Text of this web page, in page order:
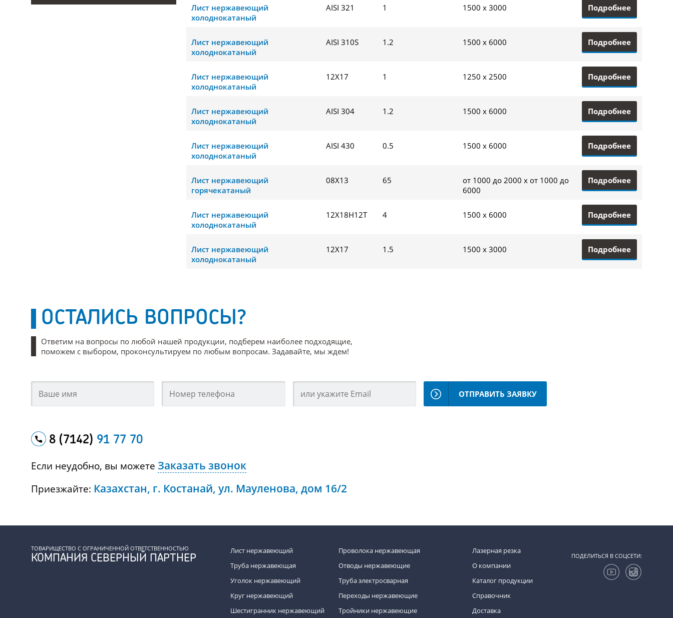
Лист нержавеющий
холоднокатаный
AISI 321 1 1500 x 3000 Подробнее
Лист нержавеющий
холоднокатаный
AISI 310S 1.2 1500 x 6000 Подробнее
Лист нержавеющий
холоднокатаный
12Х17 1 1250 x 2500 Подробнее
Лист нержавеющий
холоднокатаный
AISI 304 1.2 1500 x 6000 Подробнее
Лист нержавеющий
холоднокатаный
AISI 430 0.5 1500 x 6000 Подробнее
Лист нержавеющий
горячекатаный
08Х13 65
от 1000 до 2000 x от 1000 до
6000
Подробнее
Лист нержавеющий
холоднокатаный
12Х18Н12Т 4 1500 x 6000 Подробнее
Лист нержавеющий
холоднокатаный
12Х17 1.5 1500 x 3000 Подробнее
ОСТАЛИСЬ ВОПРОСЫ?
Ответим на вопросы по любой нашей продукции, подберем наиболее подходящие,
поможем с выбором, проконсультируем по любым вопросам. Задавайте, мы ждем!
ОТПРАВИТЬ ЗАЯВКУ
8 (7142) 91 77 70
Если неудобно, вы можете Заказать звонок
Приезжайте: Казахстан, г. Костанай, ул. Мауленова, дом 16/2
ТОВАРИЩЕСТВО С ОГРАНИЧЕННОЙ ОТВЕТСТВЕННОСТЬЮ
КОМПАНИЯ СЕВЕРНЫЙ ПАРТНЕР
Лист нержавеющий
Труба нержавеющая
Уголок нержавеющий
Круг нержавеющий
Шестигранник нержавеющий
Проволока нержавеющая
Отводы нержавеющие
Труба электросварная
Переходы нержавеющие
Тройники нержавеющие
Лазерная резка
О компании
Каталог продукции
Справочник
Доставка
ПОДЕЛИТЬСЯ В СОЦСЕТИ: